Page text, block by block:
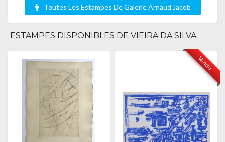
Toutes Les Estampes De Galerie Arnaud Jacob
ESTAMPES DISPONIBLES DE VIEIRA DA SILVA
Vendu